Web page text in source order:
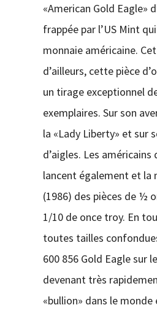
«American Gold Eagle»
frappée par l’US Mint
monnaie américaine.
d’ailleurs, cette pièce
un tirage exceptionnel
exemplaires. Sur son
la «Lady Liberty» et sur
d’aigles. Les
lancent également et la
(1986) des pièces de ½
1/10 de once troy. En
toutes tailles
600 856 Gold Eagle sur
devenant très
«bullion» dans le monde